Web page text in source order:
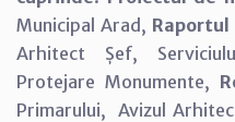
Municipal Arad,
Arhitect Șef,
Protejare Monumente,
Primarului, Avizul